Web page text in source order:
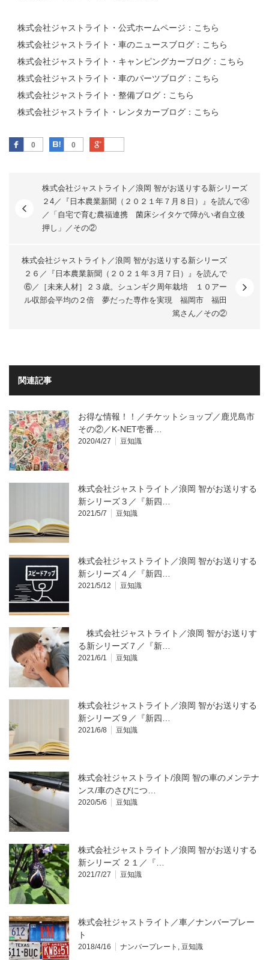
株式会社ジャストライト・公式ホームページ： こちら
株式会社ジャストライト・車のニュースブログ： こちら
株式会社ジャストライト・キャンピングカーブログ： こちら
株式会社ジャストライト・車のパーツブログ： こちら
株式会社ジャストライト・整備ブログ： こちら
株式会社ジャストライト・レンタカーブログ： こちら
0
Facebook 0
はてなブックマーク
株式会社ジャストライト／浪岡 智がお送りする新シリーズ
２4／『日本農業新聞（２０２１年７月８日）』を読んで④
／「自宅で育む農福連携 菌床シイタケで障がい者自立後
押し」／その②
株式会社ジャストライト／浪岡 智がお送りする新シリーズ
２６／『日本農業新聞（２０２１年３月７日）』を読んで
⑥／［未来人材］２３歳。シュンギク周年栽培 １０アー
ル収部会平均の２倍 夢だった専作を実現 福岡市 福田
篤さん／その②
関連記事
お得な情報！！／チケットショップ／鹿児島市
その②／K-NET壱番…
2020/4/27 豆知識
株式会社ジャストライト／浪岡 智がお送りする
新シリーズ３／『新四…
2021/5/7 豆知識
株式会社ジャストライト／浪岡 智がお送りする
新シリーズ４／『新四…
2021/5/12 豆知識
株式会社ジャストライト／浪岡 智がお送りす
る新シリーズ７／『新…
2021/6/1 豆知識
株式会社ジャストライト／浪岡 智がお送りする
新シリーズ９／『新四…
2021/6/8 豆知識
株式会社ジャストライト/浪岡 智の車のメンテナ
ンス/車のさびにつ…
2020/5/6 豆知識
株式会社ジャストライト／浪岡 智がお送りする
新シリーズ ２１／『…
2021/7/27 豆知識
株式会社ジャストライト／車／ナンバープレー
ト
2018/4/16 ナンバープレート , 豆知識